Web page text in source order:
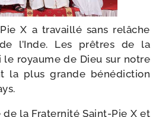
X a tra­vaillé sans relâche
l’Inde. Les prêtres de la
royaume de Dieu sur notre
la plus grande béné­dic­tion
de la Fraternité Saint-​Pie X et